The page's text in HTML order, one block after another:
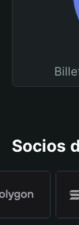
Socios